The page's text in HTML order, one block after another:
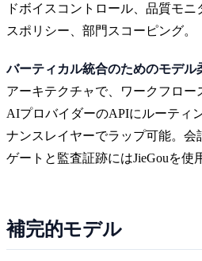
ドボイスコントロール、品質モ
スポリシー、部門スコーピング。
バーティカル統合のためのモデル
アーキテクチャで、ワークフロ
AIプロバイダーのAPIにルーティ
ナンスレイヤーでラップ可能。会
ゲートと監査証跡にはJieGouを使
補完的モデル